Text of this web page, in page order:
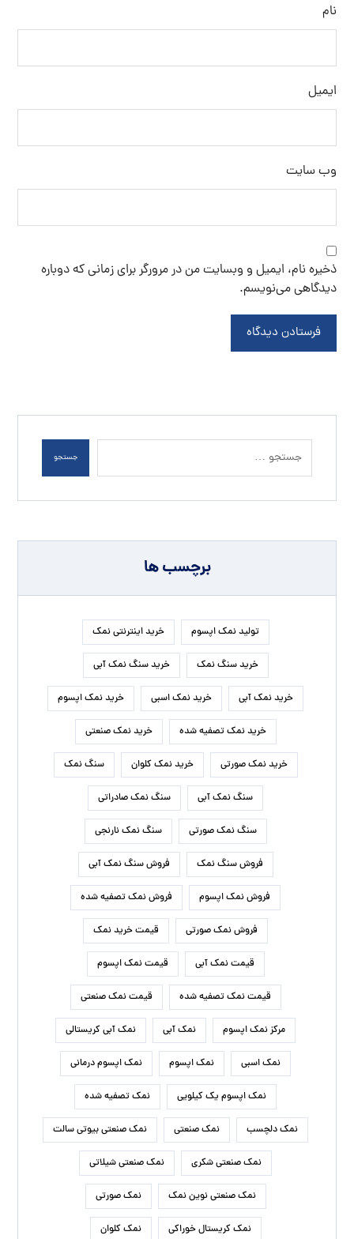
نام
ایمیل
وب‌ سایت
ذخیره نام، ایمیل و وبسایت من در مرورگر برای زمانی که دوباره
دیدگاهی می‌نویسم.
فرستادن دیدگاه
جستجو
برچسب ها
تولید نمک اپسوم خرید اینترنتی نمک
خرید سنگ نمک خرید سنگ نمک آبی
خرید نمک آبی خرید نمک اسبی خرید نمک اپسوم
خرید نمک تصفیه شده خرید نمک صنعتی
خرید نمک صورتی خرید نمک کلوان سنگ نمک
سنگ نمک آبی سنگ نمک صادراتی
سنگ نمک صورتی سنگ نمک نارنجی
فروش سنگ نمک فروش سنگ نمک آبی
فروش نمک اپسوم فروش نمک تصفیه شده
فروش نمک صورتی قیمت خرید نمک
قیمت نمک آبی قیمت نمک اپسوم
قیمت نمک تصفیه شده قیمت نمک صنعتی
مرکز نمک اپسوم نمک آبی نمک آبی کریستالی
نمک اسبی نمک اپسوم نمک اپسوم درمانی
نمک اپسوم یک کیلویی نمک تصفیه شده
نمک دلچسب نمک صنعتی نمک صنعتی بیوتی سالت
نمک صنعتی شکری نمک صنعتی شیلاتی
نمک صنعتی نوین نمک نمک صورتی
نمک کریستال خوراکی نمک کلوان